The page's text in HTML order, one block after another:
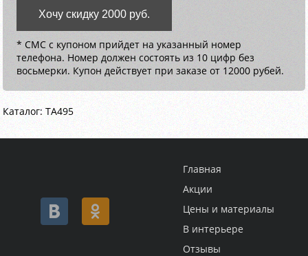
Хочу скидку 2000 руб.
* СМС с купоном прийдет на указанный номер
телефона. Номер должен состоять из 10 цифр без
восьмерки. Купон действует при заказе от 12000 рубей.
Каталог: ТА495
Главная
Акции
Цены и материалы
В интерьере
Отзывы